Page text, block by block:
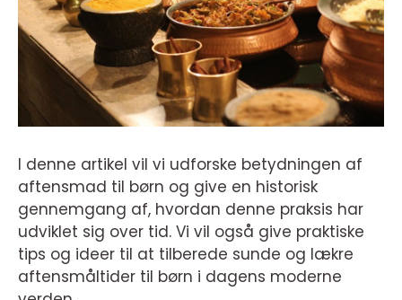
I denne artikel vil vi udforske betydningen af
aftensmad til børn og give en historisk
gennemgang af, hvordan denne praksis har
udviklet sig over tid. Vi vil også give praktiske
tips og ideer til at tilberede sunde og lækre
aftensmåltider til børn i dagens moderne